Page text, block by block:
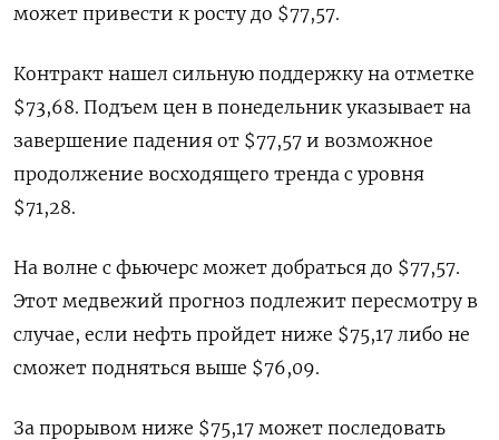
может привести к росту до $77,57.
Контракт нашел сильную поддержку на отметке
$73,68. Подъем цен в понедельник указывает на
завершение падения от $77,57 и возможное
продолжение восходящего тренда с уровня
$71,28.
На волне c фьючерс может добраться до $77,57.
Этот медвежий прогноз подлежит пересмотру в
случае, если нефть пройдет ниже $75,17 либо не
сможет подняться выше $76,09.
За прорывом ниже $75,17 может последовать